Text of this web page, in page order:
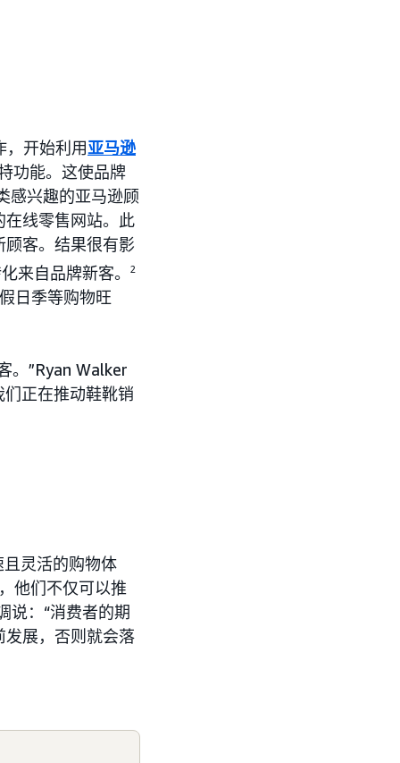
，开始利用亚马逊
功能。这使品牌
感兴趣的亚马逊顾
在线零售网站。此
客。结果很有影
来自品牌新客。
2
日季等购物旺
。”Ryan Walker
正在推动鞋靴销
灵活的购物体
他们不仅可以推
说：“消费者的期
发展，否则就会落